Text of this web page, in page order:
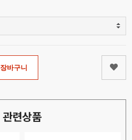
장바구니
관련상품